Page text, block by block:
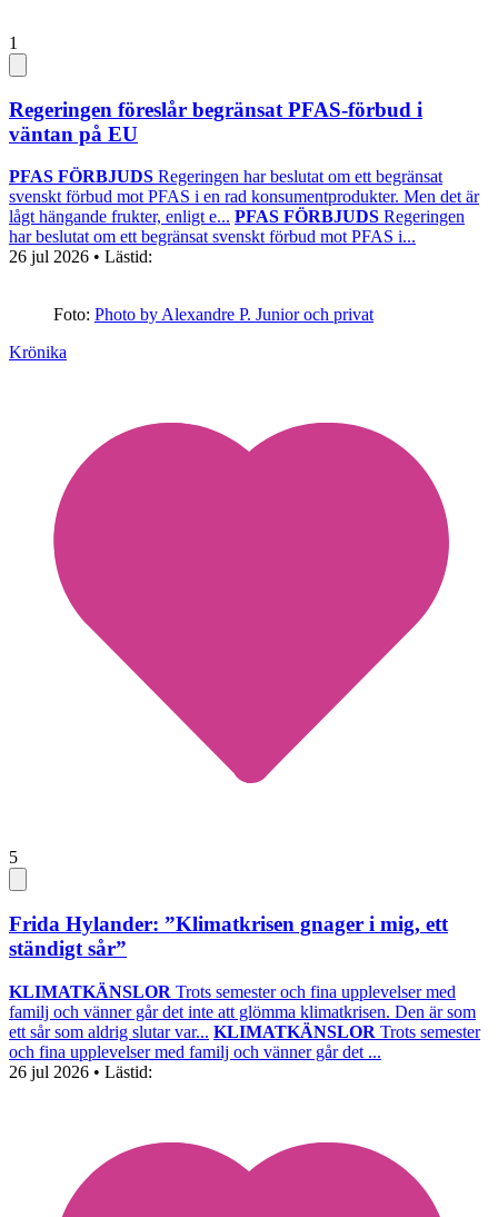
1
Regeringen föreslår begränsat PFAS-förbud i
väntan på EU
PFAS FÖRBJUDS Regeringen har beslutat om ett begränsat
svenskt förbud mot PFAS i en rad konsumentprodukter. Men det är
lågt hängande frukter, enligt e... PFAS FÖRBJUDS Regeringen
har beslutat om ett begränsat svenskt förbud mot PFAS i...
26 jul 2026 • Lästid:
Foto: Photo by Alexandre P. Junior och privat
Krönika
5
Frida Hylander: ”Klimatkrisen gnager i mig, ett
ständigt sår”
KLIMATKÄNSLOR Trots semester och fina upplevelser med
familj och vänner går det inte att glömma klimatkrisen. Den är som
ett sår som aldrig slutar var... KLIMATKÄNSLOR Trots semester
och fina upplevelser med familj och vänner går det ...
26 jul 2026 • Lästid: